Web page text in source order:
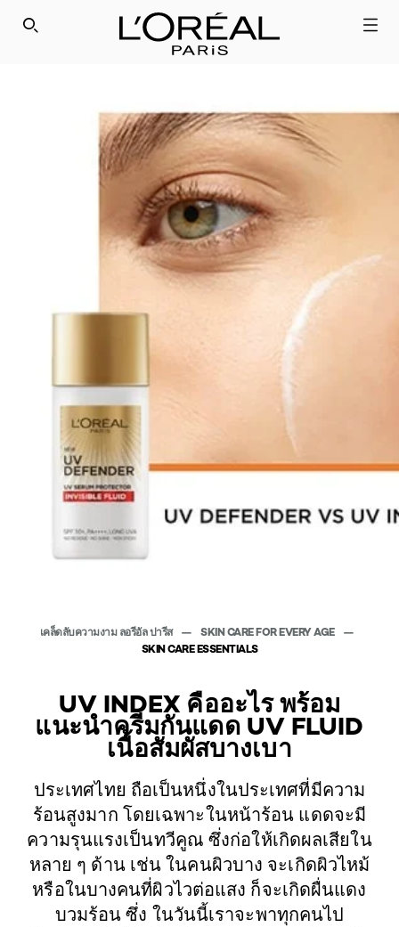
SEARCH THIS SITE
เคล็ดลับความงาม ลอรีอัล ปารีส
SKIN CARE FOR EVERY AGE
SKIN CARE ESSENTIALS
UV INDEX คืออะไร พร้อม
แนะนำครีมกันแดด UV FLUID
เนื้อสัมผัสบางเบา
ประเทศไทย ถือเป็นหนึ่งในประเทศที่มีความ
ร้อนสูงมาก โดยเฉพาะในหน้าร้อน แดดจะมี
ความรุนแรงเป็นทวีคูณ ซึ่งก่อให้เกิดผลเสียใน
หลาย ๆ ด้าน เช่น ในคนผิวบาง จะเกิดผิวไหม้
หรือในบางคนที่ผิวไวต่อแสง ก็จะเกิดผื่นแดง
บวมร้อน ซึ่ง ในวันนี้เราจะพาทุกคนไป